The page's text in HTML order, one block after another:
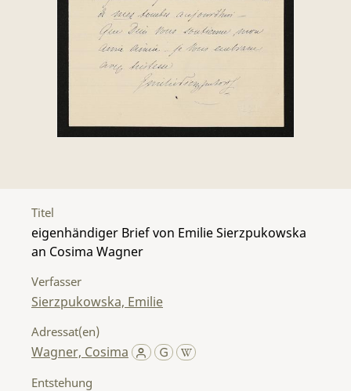
Titel
eigenhändiger Brief von Emilie Sierzpukowska
an Cosima Wagner
Verfasser
Sierzpukowska, Emilie
Adressat(en)
Wagner, Cosima
Entstehung